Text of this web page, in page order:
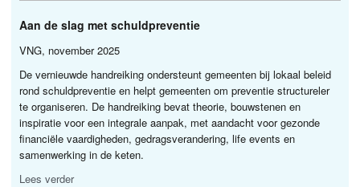
Aan de slag met schuldpreventie
VNG, november 2025
De vernieuwde handreiking ondersteunt gemeenten bij lokaal beleid
rond schuldpreventie en helpt gemeenten om preventie structureler
te organiseren. De handreiking bevat theorie, bouwstenen en
inspiratie voor een integrale aanpak, met aandacht voor gezonde
financiële vaardigheden, gedragsverandering, life events en
samenwerking in de keten.
Lees verder